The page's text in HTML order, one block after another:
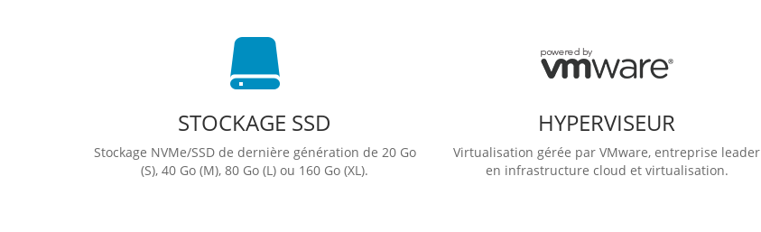
STOCKAGE SSD
Stockage NVMe/SSD de dernière génération de 20 Go
(S), 40 Go (M), 80 Go (L) ou 160 Go (XL).
HYPERVISEUR
Virtualisation gérée par VMware, entreprise leader
en infrastructure cloud et virtualisation.